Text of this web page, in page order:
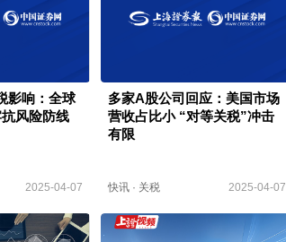
影响：全球
风险防线
2025-04-07
多家A股公司回应：美国市场
营收占比小 “对等关税”冲击
有限
快讯· 关税 2025-04-07